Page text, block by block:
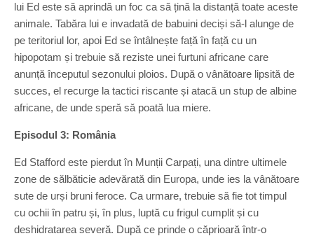
lui Ed este să aprindă un foc ca să țină la distanță toate aceste
animale. Tabăra lui e invadată de babuini deciși să-l alunge de
pe teritoriul lor, apoi Ed se întâlnește față în față cu un
hipopotam și trebuie să reziste unei furtuni africane care
anunță începutul sezonului ploios. După o vânătoare lipsită de
succes, el recurge la tactici riscante și atacă un stup de albine
africane, de unde speră să poată lua miere.
Episodul 3: România
Ed Stafford este pierdut în Munții Carpați, una dintre ultimele
zone de sălbăticie adevărată din Europa, unde ies la vânătoare
sute de urși bruni feroce. Ca urmare, trebuie să fie tot timpul
cu ochii în patru și, în plus, luptă cu frigul cumplit și cu
deshidratarea severă. După ce prinde o căprioară într-o